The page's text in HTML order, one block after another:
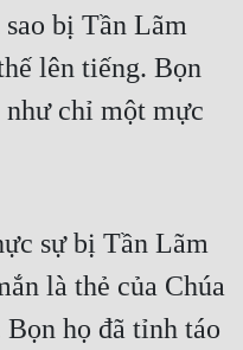
bị Tần Lãm
lên tiếng. Bọn
như chỉ một mực
sự bị Tần Lãm
là thẻ của Chúa
họ đã tỉnh táo